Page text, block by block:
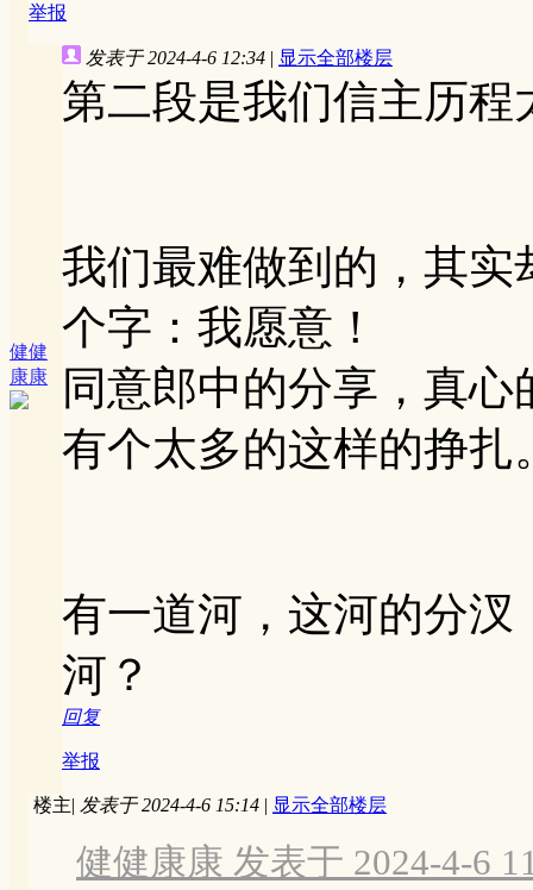
举报
健健
康康
发表于 2024-4-6 12:34 | 显示全部楼层
第二段是我们信主历程
我们最难做到的，其
个字：我愿意！
同意郎中的分享，真
有个太多的这样的挣扎
有一道河，这河的分
河？
回复
举报
楼主| 发表于 2024-4-6 15:14 | 显示全部楼层
健健康康 发表于 2024-4-6